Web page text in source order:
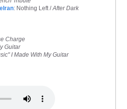
: Nothing Left /After Dark
Charge
Guitar
I Made With My Guitar